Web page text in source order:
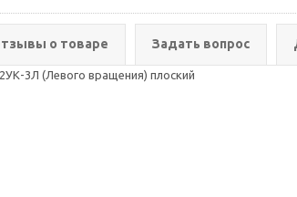
о товаре Задать вопрос
3Л (Левого вращения) плоский